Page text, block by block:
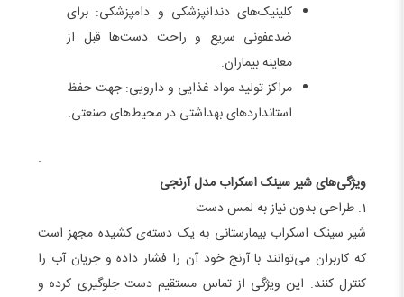
کلینیک‌های دندانپزشکی و دامپزشکی: برای
ضدعفونی سریع و راحت دست‌ها قبل از
معاینه بیماران.
مراکز تولید مواد غذایی و دارویی: جهت حفظ
استانداردهای بهداشتی در محیط‌های صنعتی.
.
ویژگی‌های شیر سینک اسکراب مدل آرنجی
1. طراحی بدون نیاز به لمس دست
شیر سینک اسکراب بیمارستانی به یک دسته‌ی کشیده مجهز است
که کاربران می‌توانند با آرنج خود آن را فشار داده و جریان آب را
کنترل کنند. این ویژگی از تماس مستقیم دست جلوگیری کرده و